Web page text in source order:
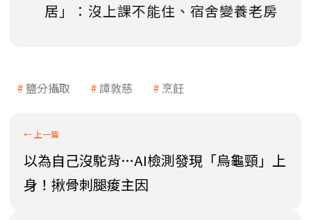
居」：沒上課不能住、宿舍變養老房
鹽分攝取 譚敦慈 烹飪
以為自己沒駝背…AI檢測發現「烏龜頸」上
身！揪骨刺腿痠主因